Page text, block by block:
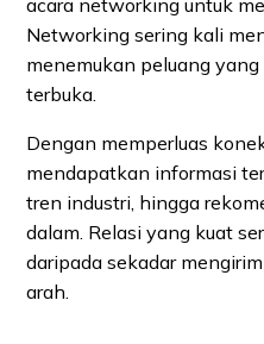
Networking sering kali
menemukan peluang
terbuka.
Dengan memperluas
mendapatkan informasi
tren industri, hingga
dalam. Relasi yang kuat
daripada sekadar
arah.